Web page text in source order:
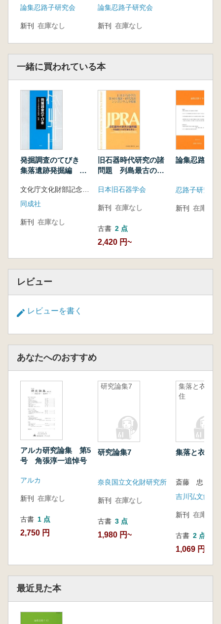
石器地点の調査研究
論集忍路子研究会
新刊 在庫なし
論集忍路子研究会
新刊 在庫なし
一緒に買われている本
発掘調査のてびき
集落遺跡発掘編 整
文化庁文化財部記念物課 監修 奈良文化財研究所 編
同成社
新刊 在庫なし
旧石器時代研究の諸
問題 列島最古の旧
日本旧石器学会
新刊 在庫なし
古書 2 点
2,420 円~
論集忍路子
忍路子研究会
新刊 在庫なし
レビュー
レビューを書く
あなたへのおすすめ
アルカ研究論集 第5
号 角張淳一追悼号
アルカ
新刊 在庫なし
古書 1 点
2,750 円
研究論集7
研究論集7
奈良国立文化財研究所
新刊 在庫なし
古書 3 点
1,980 円~
集落と衣食
住
集落と衣食住
斎藤 忠 編
吉川弘文館
新刊 在庫なし
古書 2 点
1,069 円~
最近見た本